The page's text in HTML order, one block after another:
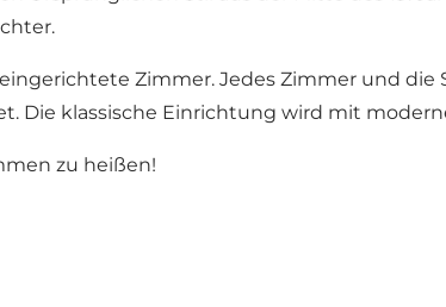
Zimmer. Jedes Zimmer und
Die klassische Einrichtung wird mit
zu heißen!